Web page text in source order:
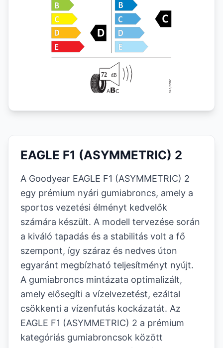
EAGLE F1 (ASYMMETRIC) 2
A Goodyear EAGLE F1 (ASYMMETRIC) 2
egy prémium nyári gumiabroncs, amely a
sportos vezetési élményt kedvelők
számára készült. A modell tervezése során
a kiváló tapadás és a stabilitás volt a fő
szempont, így száraz és nedves úton
egyaránt megbízható teljesítményt nyújt.
A gumiabroncs mintázata optimalizált,
amely elősegíti a vízelvezetést, ezáltal
csökkenti a vízenfutás kockázatát. Az
EAGLE F1 (ASYMMETRIC) 2 a prémium
kategóriás gumiabroncsok között